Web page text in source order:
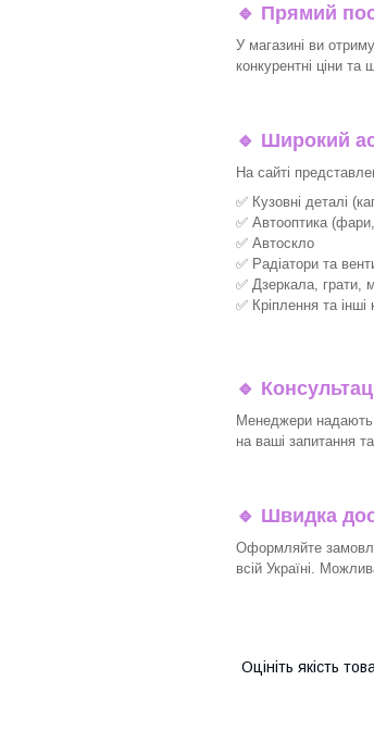
🔹 Прямий
У магазині ви
конкурентні ціни
🔹 Широкий
На сайті
✅ Кузовні деталі
✅ Автооптика
✅ Автоскло
✅ Радіатори та
✅ Дзеркала, грати,
✅ Кріплення та інші
🔹
Менеджери надають
на ваші запитання
🔹 Швидка
Оформляйте
всій Україні.
Оцініть якість